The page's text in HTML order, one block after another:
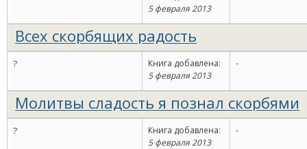
5 февраля 2013
Всех скорбящих радость
?
Книга добавлена:
5 февраля 2013
-
Молитвы сладость я познал скорбями
?
Книга добавлена:
5 февраля 2013
-